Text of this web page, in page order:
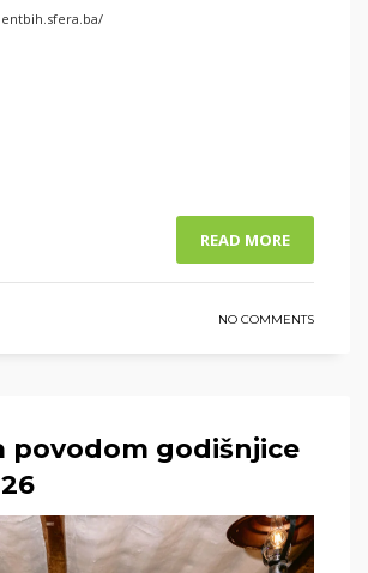
READ MORE
NO COMMENTS
povodom godišnjice